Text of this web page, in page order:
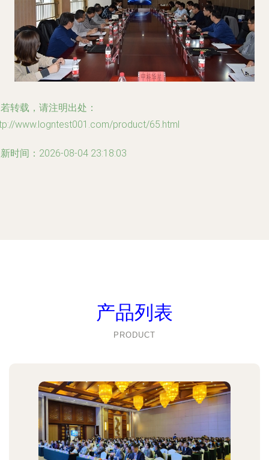
转载，请注明出处：
www.logntest001.com/product/65.html
时间：2026-08-04 23:18:03
产品列表
PRODUCT